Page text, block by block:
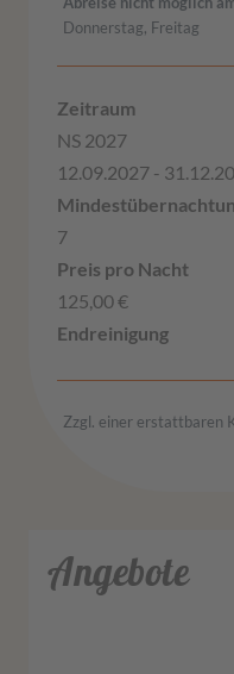
Donnerstag, Freitag
NS 2027
12.09.2027 -
7
125,00 €
Zzgl. einer erstattbaren
Angebote